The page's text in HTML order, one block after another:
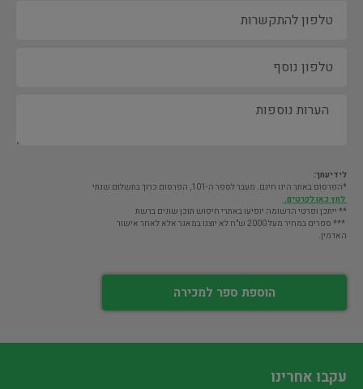
לידיעתך:
*הפרסום באתר הינו חינם. מעבר לספר ה-101, הפרסום כרוך בתשלום שנתי
לחץ כאן לפרטים.
** ייתכן ופרטי הרשומה יופיעו באתרי חיפוש תוכן שונים ברשת
*** ספרים במחיר מעל 2000 ש"ח לא יוצגו במאגר אלא לאחר אישור
האדמין.
הוספת ספר למכירה
עקבו אחרינו